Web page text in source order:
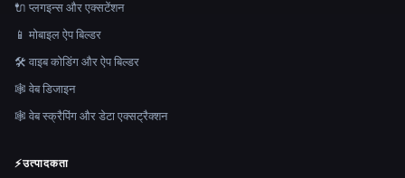
🔌 प्लगइन्स और एक्सटेंशन
📱 मोबाइल ऐप बिल्डर
🛠️ वाइब कोडिंग और ऐप बिल्डर
🕸 वेब डिजाइन
🕸️ वेब स्क्रैपिंग और डेटा एक्सट्रैक्शन
⚡उत्पादकता